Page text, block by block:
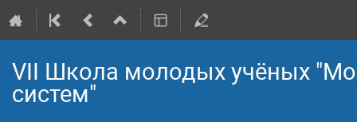
VII Школа молодых учёных
систем"